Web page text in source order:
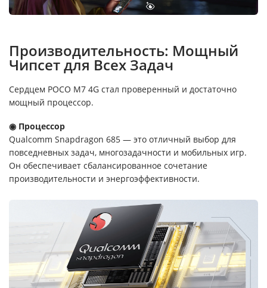
Производительность: Мощный
Чипсет для Всех Задач
Сердцем POCO M7 4G стал проверенный и достаточно
мощный процессор.
◉ Процессор
Qualcomm Snapdragon 685 — это отличный выбор для
повседневных задач, многозадачности и мобильных игр.
Он обеспечивает сбалансированное сочетание
производительности и энергоэффективности.